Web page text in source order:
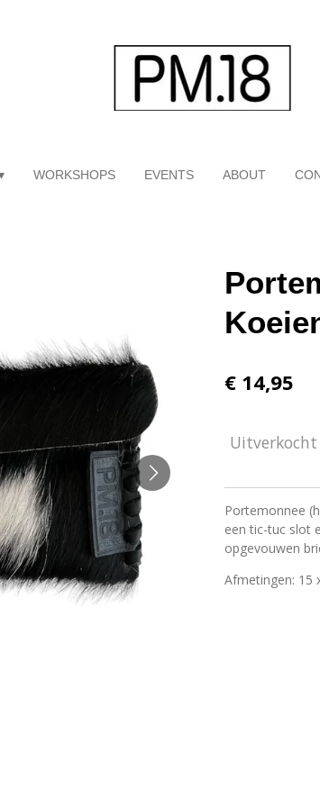
WORKSHOPS EVENTS ABOUT
€ 14,95
Uitverkocht
Portemonnee
een tic-tuc slot
opgevouwen
Afmetingen: 15